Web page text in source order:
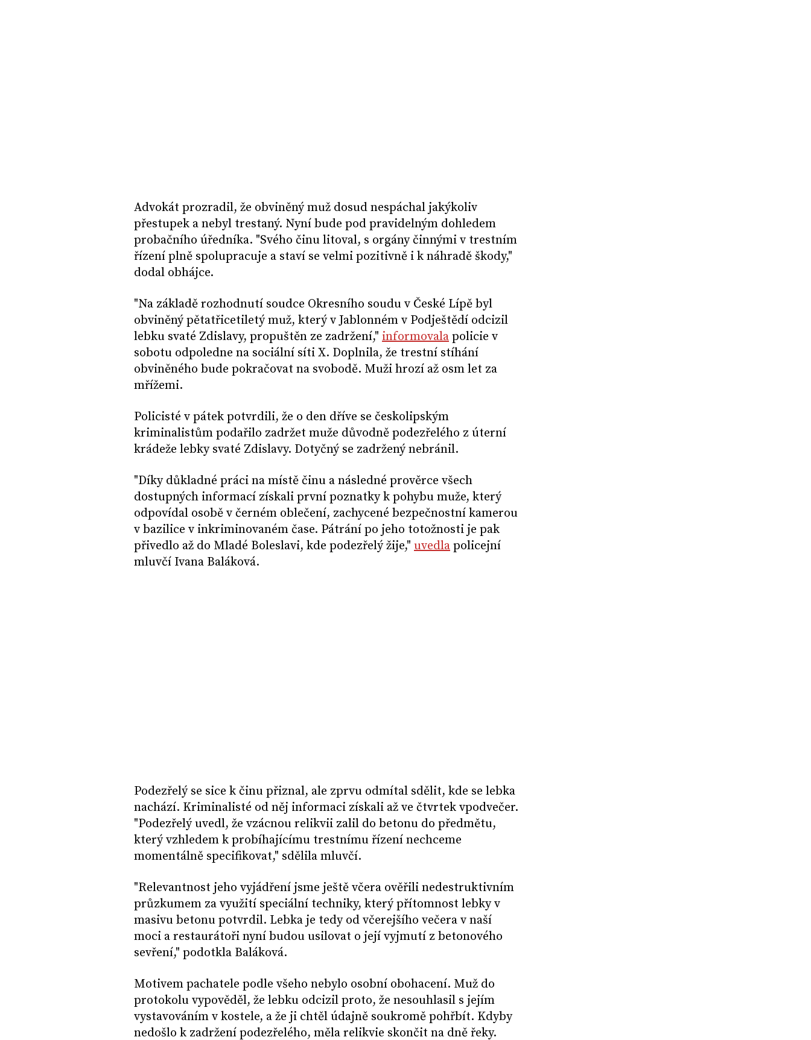
Advokát prozradil, že obviněný muž dosud nespáchal jakýkoliv
přestupek a nebyl trestaný. Nyní bude pod pravidelným dohledem
probačního úředníka. "Svého činu litoval, s orgány činnými v trestním
řízení plně spolupracuje a staví se velmi pozitivně i k náhradě škody,"
dodal obhájce.
"Na základě rozhodnutí soudce Okresního soudu v České Lípě byl
obviněný pětatřicetiletý muž, který v Jablonném v Podještědí odcizil
lebku svaté Zdislavy, propuštěn ze zadržení," informovala policie v
sobotu odpoledne na sociální síti X. Doplnila, že trestní stíhání
obviněného bude pokračovat na svobodě. Muži hrozí až osm let za
mřížemi.
Policisté v pátek potvrdili, že o den dříve se českolipským
kriminalistům podařilo zadržet muže důvodně podezřelého z úterní
krádeže lebky svaté Zdislavy. Dotyčný se zadržený nebránil.
"Díky důkladné práci na místě činu a následné prověrce všech
dostupných informací získali první poznatky k pohybu muže, který
odpovídal osobě v černém oblečení, zachycené bezpečnostní kamerou
v bazilice v inkriminovaném čase. Pátrání po jeho totožnosti je pak
přivedlo až do Mladé Boleslavi, kde podezřelý žije," uvedla policejní
mluvčí Ivana Baláková.
Podezřelý se sice k činu přiznal, ale zprvu odmítal sdělit, kde se lebka
nachází. Kriminalisté od něj informaci získali až ve čtvrtek vpodvečer.
"Podezřelý uvedl, že vzácnou relikvii zalil do betonu do předmětu,
který vzhledem k probíhajícímu trestnímu řízení nechceme
momentálně specifikovat," sdělila mluvčí.
"Relevantnost jeho vyjádření jsme ještě včera ověřili nedestruktivním
průzkumem za využití speciální techniky, který přítomnost lebky v
masivu betonu potvrdil. Lebka je tedy od včerejšího večera v naší
moci a restaurátoři nyní budou usilovat o její vyjmutí z betonového
sevření," podotkla Baláková.
Motivem pachatele podle všeho nebylo osobní obohacení. Muž do
protokolu vypověděl, že lebku odcizil proto, že nesouhlasil s jejím
vystavováním v kostele, a že ji chtěl údajně soukromě pohřbít. Kdyby
nedošlo k zadržení podezřelého, měla relikvie skončit na dně řeky.